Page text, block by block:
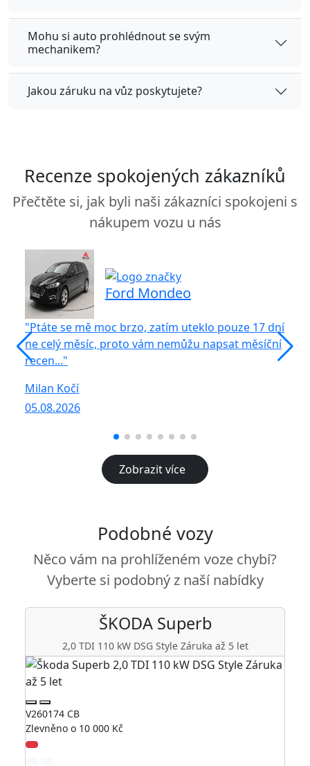
Mohu si auto prohlédnout se svým
mechanikem?
Jakou záruku na vůz poskytujete?
Recenze spokojených zákazníků
Přečtěte si, jak byli naši zákazníci spokojeni s
nákupem vozu u nás
Ford Mondeo
"Ptáte se mě moc brzo, zatím uteklo pouze 17 dní
ne celý měsíc, proto vám nemůžu napsat měsíční
recen..."
Milan Kočí
05.08.2026
Zobrazit více
Podobné vozy
Něco vám na prohlíženém voze chybí?
Vyberte si podobný z naší nabídky
ŠKODASuperb
2,0 TDI 110 kW DSG Style Záruka až 5 let
V260174 CB
Zlevněno o 10 000 Kč